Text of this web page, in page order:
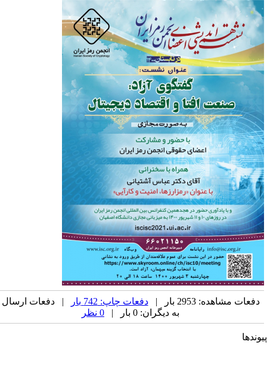
دفعات مشاهده: 2953 بار | دفعات چاپ: 742 بار
| دفعات ارسال
به دیگران: 0 بار |